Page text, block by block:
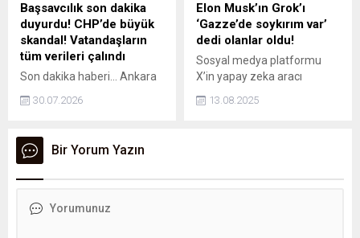
Başsavcılık son dakika
duyurdu! CHP’de büyük
skandal! Vatandaşların
tüm verileri çalındı
Son dakika haberi... Ankara
CHP Genel Merkezi’nin
aykırı olarak ele geçirdiği
iddia edilen Çetin Fındık ve
açıkladı.
30.07.2026
Elon Musk’ın Grok’ı
‘Gazze’de soykırım var’
dedi olanlar oldu!
Sosyal medya platformu
X’in yapay zeka aracı
ABD’nin Gazze’de soykırım
13.08.2025
Bir Yorum Yazın